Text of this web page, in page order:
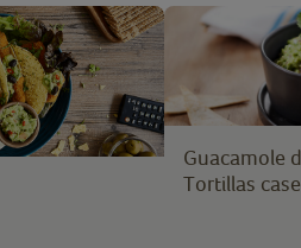
Guacamole
Tortillas